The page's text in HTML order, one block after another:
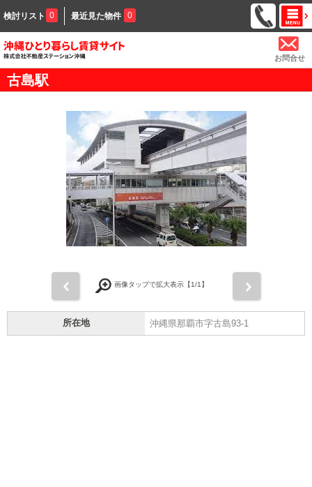
検討リスト 0 最近見た物件 0
お問合せ
古島駅
画像タップで拡大表示【1/1】
所在地 沖縄県那覇市字古島93-1